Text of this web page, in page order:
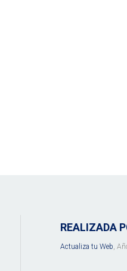
REALIZADA
Actualiza tu Web,